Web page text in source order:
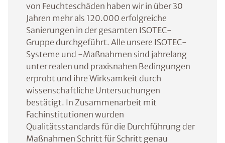
von Feuchteschäden haben wir in über 30
Jahren mehr als 120.000 erfolgreiche
Sanierungen in der gesamten ISOTEC-
Gruppe durchgeführt. Alle unsere ISOTEC-
Systeme und -Maßnahmen sind jahrelang
unter realen und praxisnahen Bedingungen
erprobt und ihre Wirksamkeit durch
wissenschaftliche Untersuchungen
bestätigt. In Zusammenarbeit mit
Fachinstitutionen wurden
Qualitätsstandards für die Durchführung der
Maßnahmen Schritt für Schritt genau